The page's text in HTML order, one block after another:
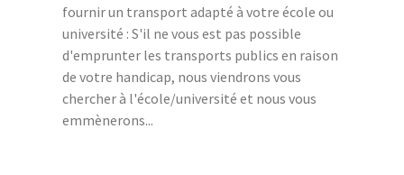
fournir un transport adapté à votre école ou
université : S'il ne vous est pas possible
d'emprunter les transports publics en raison
de votre handicap, nous viendrons vous
chercher à l'école/université et nous vous
emmènerons...